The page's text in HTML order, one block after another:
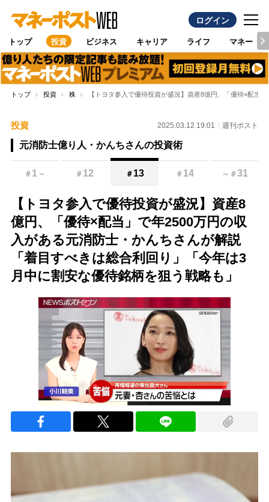
ログイン
トップ 投資 ビジネス キャリア ライフ マネー
トップ 投資 株 【トヨタ参入で優待投資が盛況】資産8億円、「優待×配当
投資 2025.03.12 19:01 週刊ポスト
元消防士億り人・かんちさんの投資術
＃ 1 ～ ＃ 12 ＃ 13 ＃ 14 ～ ＃31
【トヨタ参入で優待投資が盛況】資産8
億円、「優待×配当」で年2500万円の収
入がある元消防士・かんちさんが解説
「着目すべきは総合利回り」「今年は3
月中に割安な優待銘柄を狙う戦略も」